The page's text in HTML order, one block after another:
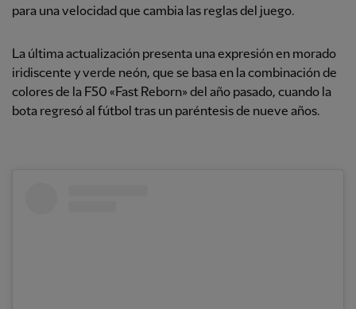
para una velocidad que cambia las reglas del juego.
La última actualización presenta una expresión en morado
iridiscente y verde neón, que se basa en la combinación de
colores de la F50 «Fast Reborn» del año pasado, cuando la
bota regresó al fútbol tras un paréntesis de nueve años.